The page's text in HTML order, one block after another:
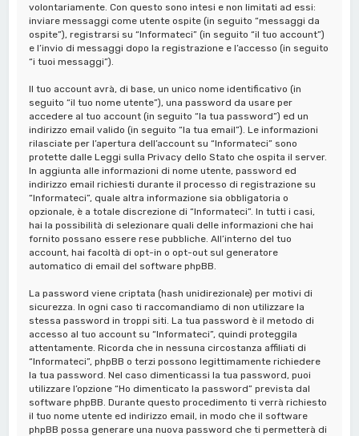
volontariamente. Con questo sono intesi e non limitati ad essi:
inviare messaggi come utente ospite (in seguito “messaggi da
ospite”), registrarsi su “Informateci” (in seguito “il tuo account”)
e l’invio di messaggi dopo la registrazione e l’accesso (in seguito
“i tuoi messaggi”).
Il tuo account avrà, di base, un unico nome identificativo (in
seguito “il tuo nome utente”), una password da usare per
accedere al tuo account (in seguito “la tua password”) ed un
indirizzo email valido (in seguito “la tua email”). Le informazioni
rilasciate per l’apertura dell’account su “Informateci” sono
protette dalle Leggi sulla Privacy dello Stato che ospita il server.
In aggiunta alle informazioni di nome utente, password ed
indirizzo email richiesti durante il processo di registrazione su
“Informateci”, quale altra informazione sia obbligatoria o
opzionale, è a totale discrezione di “Informateci”. In tutti i casi,
hai la possibilità di selezionare quali delle informazioni che hai
fornito possano essere rese pubbliche. All’interno del tuo
account, hai facoltà di opt-in o opt-out sul generatore
automatico di email del software phpBB.
La password viene criptata (hash unidirezionale) per motivi di
sicurezza. In ogni caso ti raccomandiamo di non utilizzare la
stessa password in troppi siti. La tua password è il metodo di
accesso al tuo account su “Informateci”, quindi proteggila
attentamente. Ricorda che in nessuna circostanza affiliati di
“Informateci”, phpBB o terzi possono legittimamente richiedere
la tua password. Nel caso dimenticassi la tua password, puoi
utilizzare l’opzione “Ho dimenticato la password” prevista dal
software phpBB. Durante questo procedimento ti verrà richiesto
il tuo nome utente ed indirizzo email, in modo che il software
phpBB possa generare una nuova password che ti permetterà di